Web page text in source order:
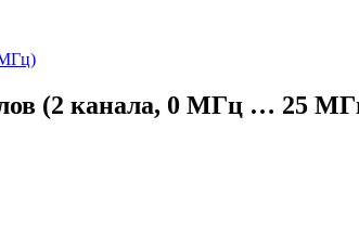
(2 канала, 0 МГц … 25